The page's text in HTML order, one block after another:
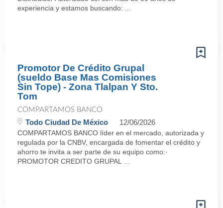
experiencia y estamos buscando: ...
Promotor De Crédito Grupal
(sueldo Base Mas Comisiones
Sin Tope) - Zona Tlalpan Y Sto.
Tom
COMPARTAMOS BANCO
Todo Ciudad De México 12/06/2026
COMPARTAMOS BANCO líder en el mercado, autorizada y
regulada por la CNBV, encargada de fomentar el crédito y
ahorro te invita a ser parte de su equipo como:·
PROMOTOR CREDITO GRUPAL ...